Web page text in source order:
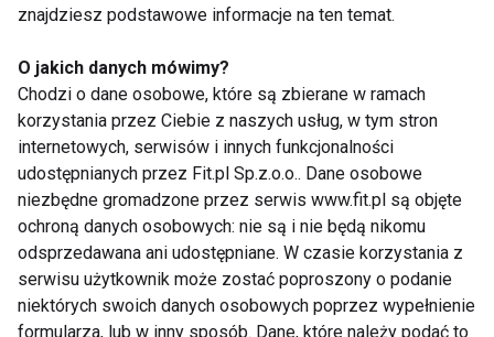
dziecka?
Wady postawy u dzieci
znajdziesz podstawowe informacje na ten temat.
O jakich danych mówimy?
Chodzi o dane osobowe, które są zbierane w ramach
korzystania przez Ciebie z naszych usług, w tym stron
internetowych, serwisów i innych funkcjonalności
udostępnianych przez Fit.pl Sp.z.o.o.. Dane osobowe
niezbędne gromadzone przez serwis www.fit.pl są objęte
ochroną danych osobowych: nie są i nie będą nikomu
odsprzedawana ani udostępniane. W czasie korzystania z
serwisu użytkownik może zostać poproszony o podanie
niektórych swoich danych osobowych poprzez wypełnienie
formularza, lub w inny sposób. Dane, które należy podać to